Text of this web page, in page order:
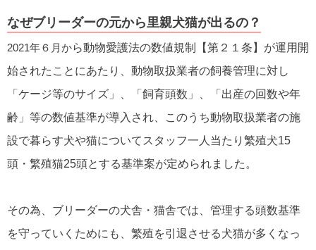
なぜブリーダーの元から里親犬猫が出るの？
2021年６月から動物愛護法の数値規制【第２１条】が運用開
始されたことにあたり、動物取扱業者の飼養管理に対し
「ケージ等のサイズ」、「飼育頭数」、「出産の回数や年
齢」等の数値基準が導入され、このうち動物取扱業者の施
設で暮らす犬や猫についてスタッフ一人当たり繁殖犬15
頭・繁殖猫25頭とする基準案が定められました。
その為、ブリーダーの犬舎・猫舎では、管理する頭数基準
を守っていくためにも、繁殖を引退させる犬猫が多くなっ